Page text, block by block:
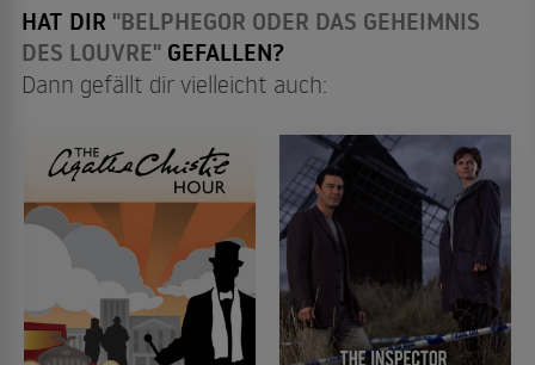
HAT DIR "BELPHEGOR ODER DAS GEHEIMNIS
DES LOUVRE" GEFALLEN?
Dann gefällt dir vielleicht auch: